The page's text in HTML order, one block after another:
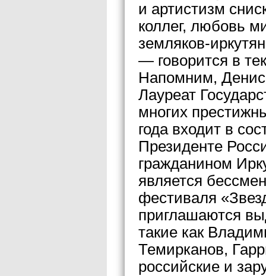
и артистизм
коллег, любовь
земляков-
— говорится в
Напомним,
Лауреат
многих
года входит в
Президенте
гражданином
является
фестиваля
приглашаются
такие как
Темирканов,
российские и